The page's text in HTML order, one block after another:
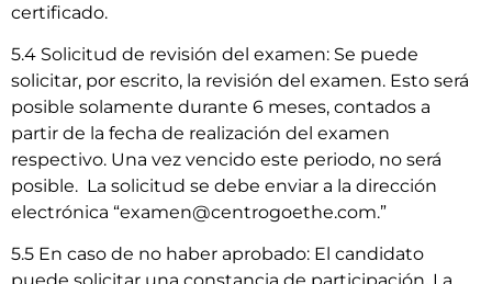
certificado.
5.4 Solicitud de revisión del examen: Se puede
solicitar, por escrito, la revisión del examen. Esto será
posible solamente durante 6 meses, contados a
partir de la fecha de realización del examen
respectivo. Una vez vencido este periodo, no será
posible. La solicitud se debe enviar a la dirección
electrónica “examen@centrogoethe.com.”
5.5 En caso de no haber aprobado: El candidato